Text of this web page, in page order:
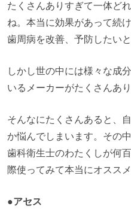
たくさんありすぎて一体ど
ね。本当に効果があって続
歯周病を改善、予防したいと
しかし世の中には様々な成
いるメーカーがたくさんあり
そんなにたくさんあると、
か悩んでしまいます。その
歯科衛生士のわたくしが何
際使ってみて本当にオスス
●アセス